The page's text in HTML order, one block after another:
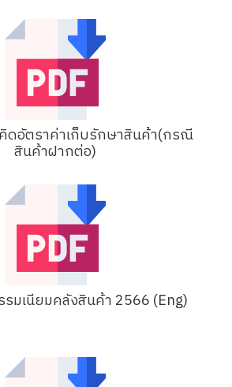
ดอัตราค่าเก็บรักษาสินค้า(กรณี
สินค้าฝากต่อ)
มเนียมคลังสินค้า 2566 (Eng)